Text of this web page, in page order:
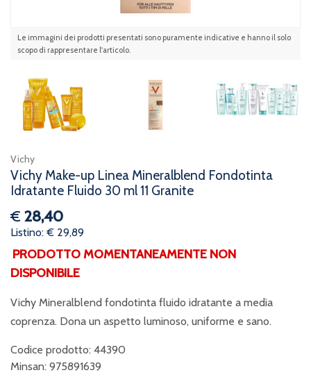
Le immagini dei prodotti presentati sono puramente indicative e hanno il solo
scopo di rappresentare l'articolo.
Vichy
Vichy Make-up Linea Mineralblend Fondotinta
Idratante Fluido 30 ml 11 Granite
€ 28,40
Listino: € 29,89
PRODOTTO MOMENTANEAMENTE NON
DISPONIBILE
Vichy Mineralblend fondotinta fluido idratante a media
coprenza. Dona un aspetto luminoso, uniforme e sano.
Codice prodotto: 44390
Minsan: 975891639